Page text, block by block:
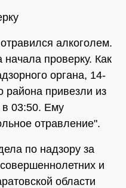
алкоголем.
начала проверку. Как
органа, 14-
района привезли из
03:50. Ему
отравление".
по надзору за
и
области